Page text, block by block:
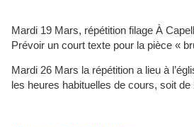
Mardi 19 Mars, répétition filage À
Prévoir un court texte pour la pièce «
Mardi 26 Mars la répétition a lieu à
les heures habituelles de cours, soit de